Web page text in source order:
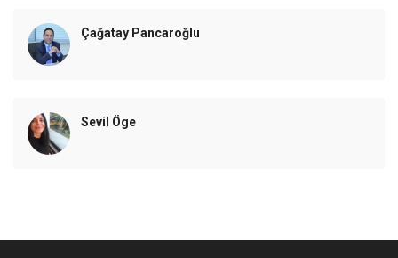
Çağatay Pancaroğlu
Sevil Öge